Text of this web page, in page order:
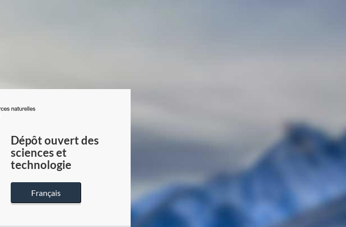
du
Canada
Dépôt ouvert des
sciences et
technologie
Français